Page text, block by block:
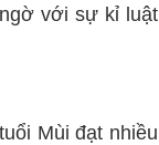
với sự kỉ luật
Mùi đạt nhiều